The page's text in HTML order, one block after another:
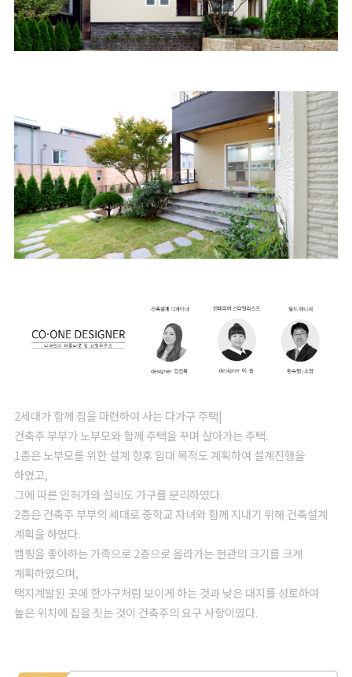
2세대가 함께 집을 마련하여 사는 다가구 주택|
건축주 부부가 노부모와 함께 주택을 꾸며 살아가는 주택.
1층은 노부모를 위한 설계 향후 임대 목적도 계획하여 설계진행을
하였고,
그에 따른 인허가와 설비도 가구를 분리하였다.
2층은 건축주 부부의 세대로 중학교 자녀와 함께 지내기 위해 건축설계
계획을 하였다.
캠핑을 좋아하는 가족으로 2층으로 올라가는 현관의 크기를 크게
계획하였으며,
택지계발된 곳에 한가구처럼 보이게 하는 것과 낮은 대지를 성토하여
높은 위치에 집을 짓는 것이 건축주의 요구 사항이였다.